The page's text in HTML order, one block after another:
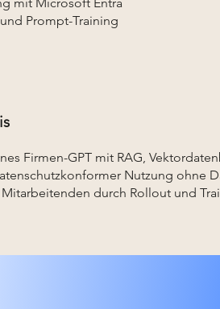
Firmen-GPT mit RAG,
Nutzung ohne
durch Rollout und
Prompt-Training